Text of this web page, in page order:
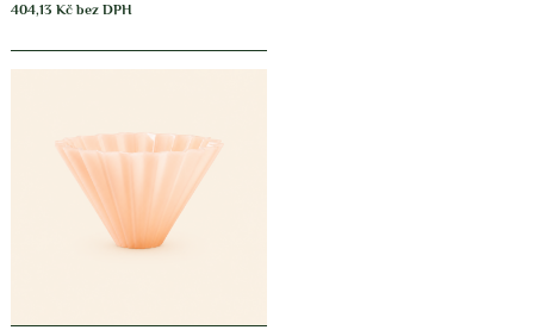
404,13 Kčbez DPH